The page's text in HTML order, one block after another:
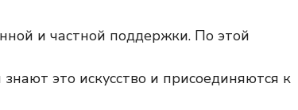
и частной поддержки. По этой
это искусство и присоединяются к